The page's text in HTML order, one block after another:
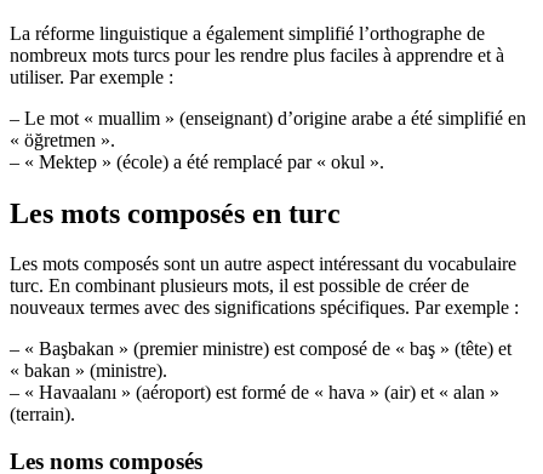
La réforme linguistique a également simplifié l’orthographe de
nombreux mots turcs pour les rendre plus faciles à apprendre et à
utiliser. Par exemple :
– Le mot « muallim » (enseignant) d’origine arabe a été simplifié en
« öğretmen ».
– « Mektep » (école) a été remplacé par « okul ».
Les mots composés en turc
Les mots composés sont un autre aspect intéressant du vocabulaire
turc. En combinant plusieurs mots, il est possible de créer de
nouveaux termes avec des significations spécifiques. Par exemple :
– « Başbakan » (premier ministre) est composé de « baş » (tête) et
« bakan » (ministre).
– « Havaalanı » (aéroport) est formé de « hava » (air) et « alan »
(terrain).
Les noms composés